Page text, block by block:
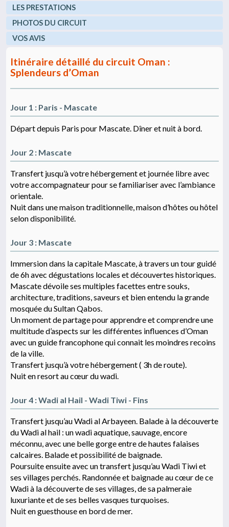
LES PRESTATIONS
PHOTOS DU CIRCUIT
VOS AVIS
Itinéraire détaillé du circuit Oman :
Splendeurs d’Oman
Jour 1 : Paris - Mascate
Départ depuis Paris pour Mascate. Dîner et nuit à bord.
Jour 2 : Mascate
Transfert jusqu’à votre hébergement et journée libre avec
votre accompagnateur pour se familiariser avec l’ambiance
orientale.
Nuit dans une maison traditionnelle, maison d’hôtes ou hôtel
selon disponibilité.
Jour 3 : Mascate
Immersion dans la capitale Mascate, à travers un tour guidé
de 6h avec dégustations locales et découvertes historiques.
Mascate dévoile ses multiples facettes entre souks,
architecture, traditions, saveurs et bien entendu la grande
mosquée du Sultan Qabos.
Un moment de partage pour apprendre et comprendre une
multitude d’aspects sur les différentes influences d’Oman
avec un guide francophone qui connait les moindres recoins
de la ville.
Transfert jusqu’à votre hébergement ( 3h de route).
Nuit en resort au cœur du wadi.
Jour 4 : Wadi al Hail - Wadi Tiwi - Fins
Transfert jusqu’au Wadi al Arbayeen. Balade à la découverte
du Wadi al hail : un wadi aquatique, sauvage, encore
méconnu, avec une belle gorge entre de hautes falaises
calcaires. Balade et possibilité de baignade.
Poursuite ensuite avec un transfert jusqu’au Wadi Tiwi et
ses villages perchés. Randonnée et baignade au cœur de ce
Wadi à la découverte de ses villages, de sa palmeraie
luxuriante et de ses belles vasques turquoises.
Nuit en guesthouse en bord de mer.